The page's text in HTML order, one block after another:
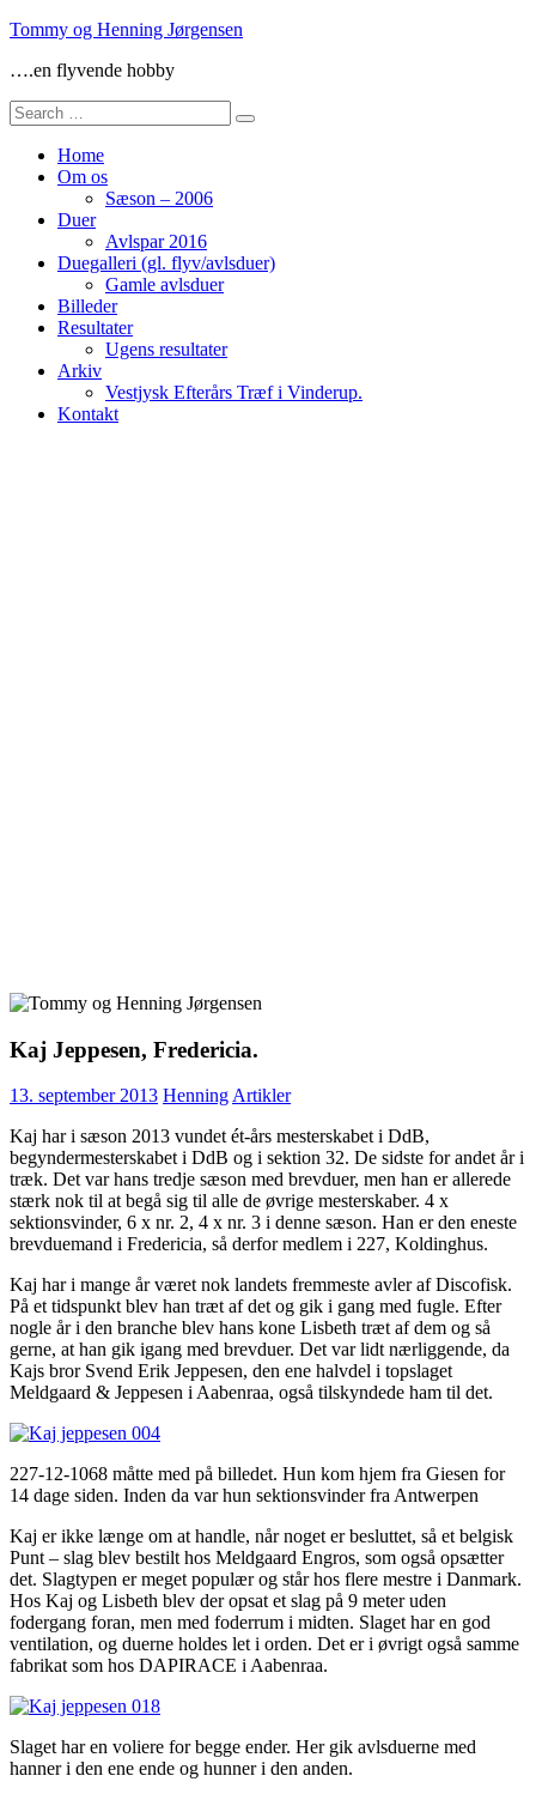
Skip
content
Tommy og Henning Jørgensen
….en flyvende hobby
Search
for:
Home
Om os
Sæson – 2006
Duer
Avlspar 2016
Duegalleri (gl. flyv/avlsduer)
Gamle avlsduer
Billeder
Resultater
Ugens resultater
Arkiv
Vestjysk Efterårs Træf i Vinderup.
Kontakt
Kaj Jeppesen, Fredericia.
13. september 2013 HenningArtikler
Kaj har i sæson 2013 vundet ét-års mesterskabet i DdB,
begyndermesterskabet i DdB og i sektion 32. De sidste for andet år i
træk. Det var hans tredje sæson med brevduer, men han er allerede
stærk nok til at begå sig til alle de øvrige mesterskaber. 4 x
sektionsvinder, 6 x nr. 2, 4 x nr. 3 i denne sæson. Han er den eneste
brevduemand i Fredericia, så derfor medlem i 227, Koldinghus.
Kaj har i mange år været nok landets fremmeste avler af Discofisk.
På et tidspunkt blev han træt af det og gik i gang med fugle. Efter
nogle år i den branche blev hans kone Lisbeth træt af dem og så
gerne, at han gik igang med brevduer. Det var lidt nærliggende, da
Kajs bror Svend Erik Jeppesen, den ene halvdel i topslaget
Meldgaard & Jeppesen i Aabenraa, også tilskyndede ham til det.
227-12-1068 måtte med på billedet. Hun kom hjem fra Giesen for
14 dage siden. Inden da var hun sektionsvinder fra Antwerpen
Kaj er ikke længe om at handle, når noget er besluttet, så et belgisk
Punt – slag blev bestilt hos Meldgaard Engros, som også opsætter
det. Slagtypen er meget populær og står hos flere mestre i Danmark.
Hos Kaj og Lisbeth blev der opsat et slag på 9 meter uden
fodergang foran, men med foderrum i midten. Slaget har en god
ventilation, og duerne holdes let i orden. Det er i øvrigt også samme
fabrikat som hos DAPIRACE i Aabenraa.
Slaget har en voliere for begge ender. Her gik avlsduerne med
hanner i den ene ende og hunner i den anden.